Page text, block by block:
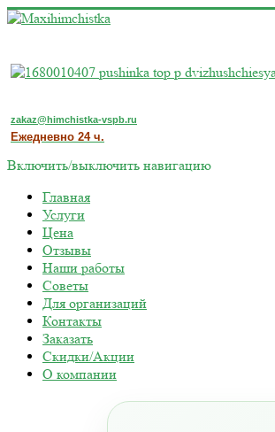
zakaz@himchistka-vspb.ru
Ежедневно 24 ч.
Включить/выключить навигацию
Главная
Услуги
Цена
Отзывы
Наши работы
Советы
Для организаций
Контакты
Заказать
Скидки/Акции
О компании